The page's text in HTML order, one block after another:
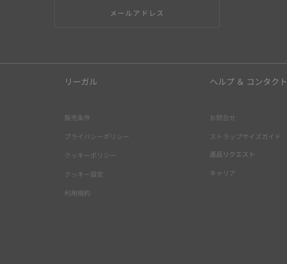
メールアドレス
リーガル
販売条件
プライバシーポリシー
クッキーポリシー
クッキー設定
利用規約
ヘルプ ＆ コンタクト
お問合せ
ストラップサイズガイド
返品リクエスト
キャリア